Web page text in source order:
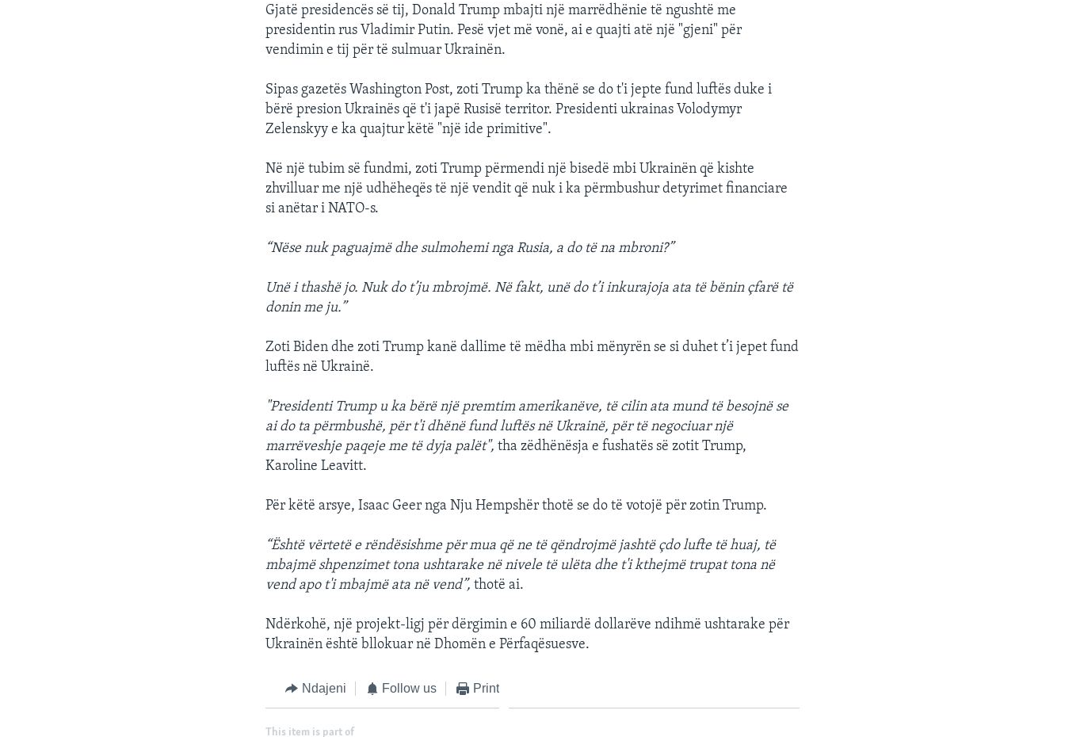
Gjatë presidencës së tij, Donald Trump mbajti një marrëdhënie të ngushtë me
presidentin rus Vladimir Putin. Pesë vjet më vonë, ai e quajti atë një "gjeni" për
vendimin e tij për të sulmuar Ukrainën.
Sipas gazetës Washington Post, zoti Trump ka thënë se do t'i jepte fund luftës duke i
bërë presion Ukrainës që t'i japë Rusisë territor. Presidenti ukrainas Volodymyr
Zelenskyy e ka quajtur këtë "një ide primitive".
Në një tubim së fundmi, zoti Trump përmendi një bisedë mbi Ukrainën që kishte
zhvilluar me një udhëheqës të një vendit që nuk i ka përmbushur detyrimet financiare
si anëtar i NATO-s.
“Nëse nuk paguajmë dhe sulmohemi nga Rusia, a do të na mbroni?”
Unë i thashë jo. Nuk do t’ju mbrojmë. Në fakt, unë do t’i inkurajoja ata të bënin çfarë të
donin me ju.”
Zoti Biden dhe zoti Trump kanë dallime të mëdha mbi mënyrën se si duhet t’i jepet fund
luftës në Ukrainë.
"Presidenti Trump u ka bërë një premtim amerikanëve, të cilin ata mund të besojnë se
ai do ta përmbushë, për t'i dhënë fund luftës në Ukrainë, për të negociuar një
marrëveshje paqeje me të dyja palët",tha zëdhënësja e fushatës së zotit Trump,
Karoline Leavitt.
Për këtë arsye, Isaac Geer nga Nju Hempshër thotë se do të votojë për zotin Trump.
“Është vërtetë e rëndësishme për mua që ne të qëndrojmë jashtë çdo lufte të huaj, të
mbajmë shpenzimet tona ushtarake në nivele të ulëta dhe t'i kthejmë trupat tona në
vend apo t'i mbajmë ata në vend”, thotë ai.
Ndërkohë, një projekt-ligj për dërgimin e 60 miliardë dollarëve ndihmë ushtarake për
Ukrainën është bllokuar në Dhomën e Përfaqësuesve.
Ndajeni Follow us Print
This item is part of